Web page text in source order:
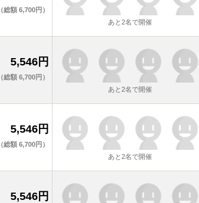
（総額 6,700円）
あと2名で開催
5,546円
（総額 6,700円）
あと2名で開催
5,546円
（総額 6,700円）
あと2名で開催
5,546円